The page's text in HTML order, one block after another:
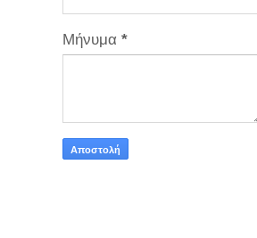
Μήνυμα *